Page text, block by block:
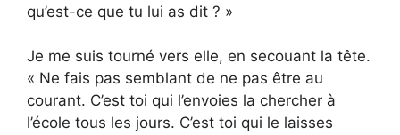
qu’est-ce que tu lui as dit ? »
Je me suis tourné vers elle, en secouant la tête.
« Ne fais pas semblant de ne pas être au
courant. C’est toi qui l’envoies la chercher à
l’école tous les jours. C’est toi qui le laisses